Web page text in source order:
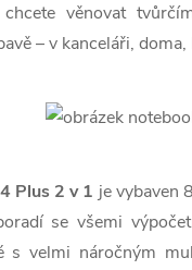
věnovat
– v kanceláři,
Plus 2 v 1 je vybaven
se všemi
s velmi náročným